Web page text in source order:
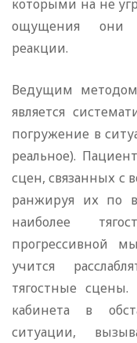
которыми на не
ощущения они
реакции.
Ведущим
является
погружение в
реальное).
сцен, связанных с
ранжируя их по
наиболее
прогрессивной
учится
тягостные
кабинета в
ситуации,